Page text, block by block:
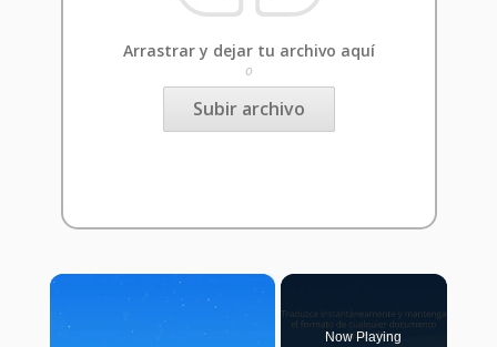
Arrastrar y dejar tu archivo aquí
o
Subir archivo
×
Now Playing